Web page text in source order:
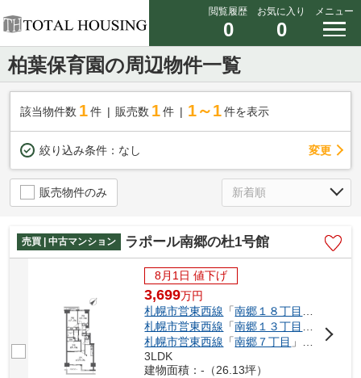
閲覧履歴
0
お気に入り
0
メニュー
柏葉保育園の周辺物件一覧
該当物件数 1件 販売数 1 件 1～1 件を表示
絞り込み条件： なし 変更
販売物件のみ
売買 | 中古マンション ラポール南郷の杜1号館
8月1日 値下げ
3,699万円
札幌市営東西線 「南郷１８丁目 」駅 徒歩7
札幌市営東西線 「南郷１３丁目 」駅 徒歩9
札幌市営東西線 「南郷７丁目 」駅 徒歩21分
3LDK
建物面積：-（26.13坪）